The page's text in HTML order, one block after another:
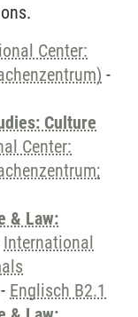
Center:
-
Culture
Center:
& Law:
International
- Englisch B2.1